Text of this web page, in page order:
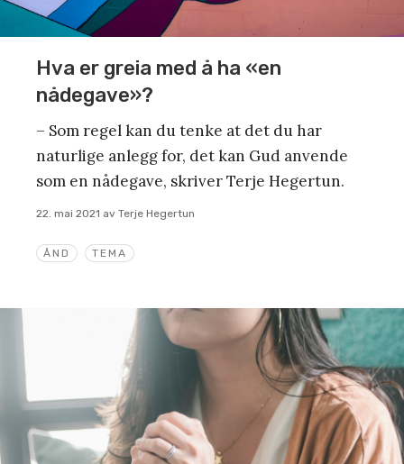
ÅND TEMA
Hva er greia med å ha «en
nådegave»?
– Som regel kan du tenke at det du har
naturlige anlegg for, det kan Gud anvende
som en nådegave, skriver Terje Hegertun.
22. mai 2021 av Terje Hegertun